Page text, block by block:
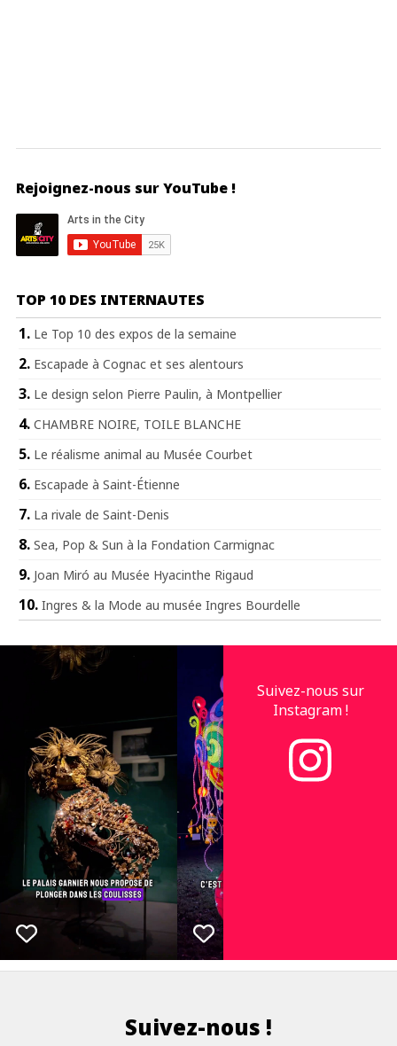
Rejoignez-nous sur YouTube !
TOP 10 DES INTERNAUTES
Le Top 10 des expos de la semaine
Escapade à Cognac et ses alentours
Le design selon Pierre Paulin, à Montpellier
CHAMBRE NOIRE, TOILE BLANCHE
Le réalisme animal au Musée Courbet
Escapade à Saint-Étienne
La rivale de Saint-Denis
Sea, Pop & Sun à la Fondation Carmignac
Joan Miró au Musée Hyacinthe Rigaud
Ingres & la Mode au musée Ingres Bourdelle
Suivez-nous sur
Instagram !
Suivez-nous !